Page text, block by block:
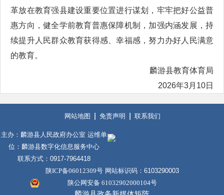
革放在教育强县建设重要位置进行谋划，牢牢把好公益普
惠方向，健全学前教育普惠保障机制，加强内涵发展，持
续提升人民群众教育获得感、幸福感，努力办好人民满意
的教育。
麟游县教育体育局
2026年3月10日
网站地图 免责声明 联系我们
主办：麟游县人民政府办公室 运维单
位：麟游县数字化信息服务中心
联系方式：0917-7964418
陕ICP备06012309号网站标识码：6103290003
陕公网安备 61032902000104号